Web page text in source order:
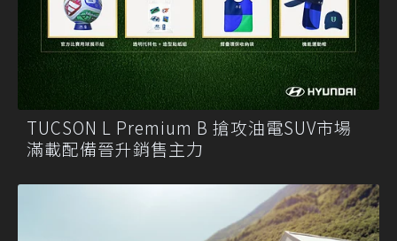
TUCSON L Premium B 搶攻油電SUV市場
滿載配備晉升銷售主力